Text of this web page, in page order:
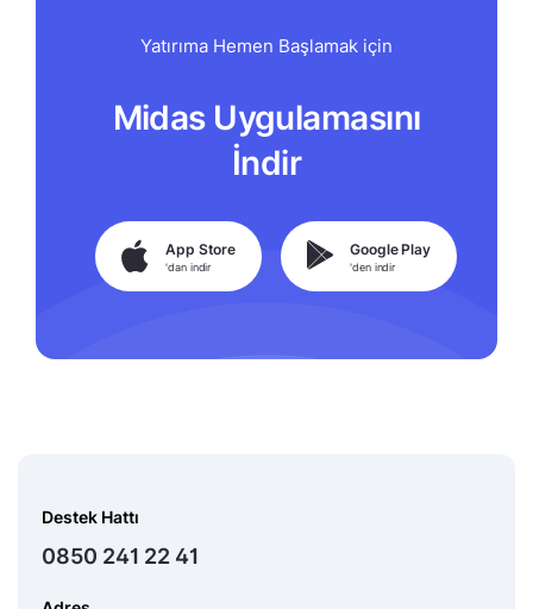
Yatırıma Hemen Başlamak için
Midas Uygulamasını
İndir
App Store
'dan indir
Google Play
'den indir
Destek Hattı
0850 241 22 41